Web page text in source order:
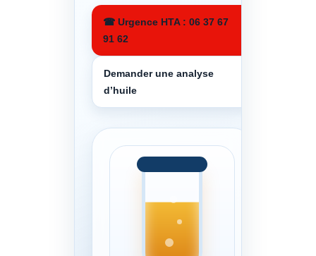
☎ Urgence HTA : 06 37 67
91 62
Demander une analyse
d’huile